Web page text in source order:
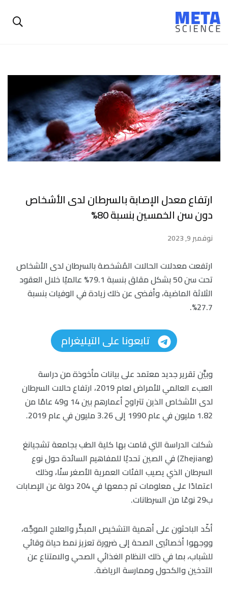
ارتفاع معدل الإصابة بالسرطان لدى الأشخاص
دون سن الخمسين بنسبة 80%
نوفمبر 9, 2023
ارتفعت معدلات الحالات المُشخصة بالسرطان لدى الأشخاص
تحت سن 50 بشكل مقلق بنسبة 79.1% عالميًا خلال العقود
الثلاثة الماضية، وأفضى عن ذلك زيادة في الوفيات بنسبة
27.7%.
تابعونا على التيليغرام
وبيَّن تقرير جديد معتمد على بيانات مأخوذة من دراسة
العبء العالمي للأمراض لعام 2019، ارتفاع حالات السرطان
لدى الأشخاص الذين تتراوح أعمارهم بين 14 و49 عامًا من
1.82 مليون في عام 1990 إلى 3.26 مليون في عام 2019.
شكلت الدراسة التي قامت بها كلية الطب بجامعة تشجيانغ
(Zhejiang) في الصين تحديًا للمفاهيم السائدة حول نوع
السرطان الذي يصيب الفئات العمرية الأصغر سنًا، وذلك
اعتمادًا على معلومات تم جمعها في 204 دولة عن الإصابات
ب29 نوعًا من السرطانات.
أكّد الباحثون على أهمية التشخيص المبكِّر والعلاج الموجَّه،
ووجهوا أخصائيي الصحة إلى ضرورة تعزيز نمط حياة وقائي
للشباب، بما في ذلك النظام الغذائي الصحي والامتناع عن
التدخين والكحول وممارسة الرياضة.